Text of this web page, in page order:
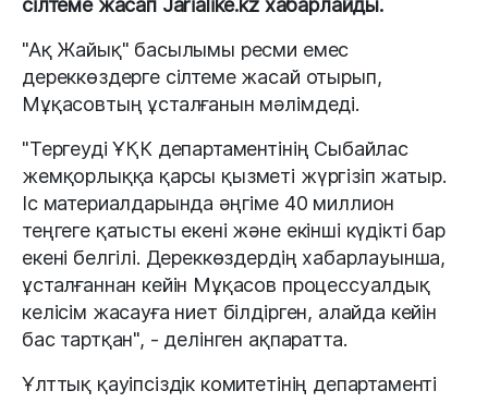
сілтеме жасап Jarialike.kz хабарлайды.
"Ақ Жайық" басылымы ресми емес
дереккөздерге сілтеме жасай отырып,
Мұқасовтың ұсталғанын мәлімдеді.
"Тергеуді ҰҚК департаментінің Сыбайлас
жемқорлыққа қарсы қызметі жүргізіп жатыр.
Іс материалдарында әңгіме 40 миллион
теңгеге қатысты екені және екінші күдікті бар
екені белгілі. Дереккөздердің хабарлауынша,
ұсталғаннан кейін Мұқасов процессуалдық
келісім жасауға ниет білдірген, алайда кейін
бас тартқан", - делінген ақпаратта.
Ұлттық қауіпсіздік комитетінің департаменті